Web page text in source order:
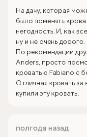
На дачу, которая
было поменять
негодность. И, как
ну и не очень дорого.
По рекомендации
Anders, просто
кроватью Fabiano с
Отличная кровать
купили эту кровать.
полгода назад